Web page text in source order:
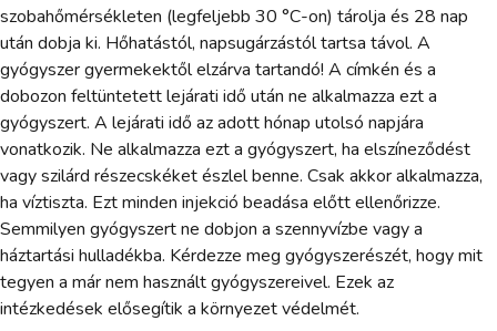
szobahőmérsékleten (legfeljebb 30 °C-on) tárolja és 28 nap
után dobja ki. Hőhatástól, napsugárzástól tartsa távol. A
gyógyszer gyermekektől elzárva tartandó! A címkén és a
dobozon feltüntetett lejárati idő után ne alkalmazza ezt a
gyógyszert. A lejárati idő az adott hónap utolsó napjára
vonatkozik. Ne alkalmazza ezt a gyógyszert, ha elszíneződést
vagy szilárd részecskéket észlel benne. Csak akkor alkalmazza,
ha víztiszta. Ezt minden injekció beadása előtt ellenőrizze.
Semmilyen gyógyszert ne dobjon a szennyvízbe vagy a
háztartási hulladékba. Kérdezze meg gyógyszerészét, hogy mit
tegyen a már nem használt gyógyszereivel. Ezek az
intézkedések elősegítik a környezet védelmét.